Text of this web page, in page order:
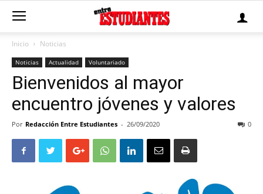
Inicio Noticias
Noticias Actualidad Voluntariado
Bienvenidos al mayor
encuentro jóvenes y valores
Por Redacción Entre Estudiantes - 26/09/2020 0